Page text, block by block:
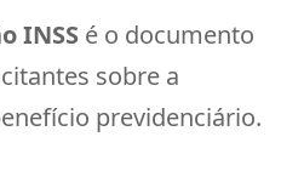
INSS é o documento
sobre a
previdenciário.